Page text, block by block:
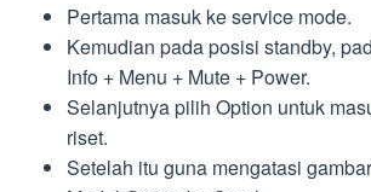
Pertama masuk ke service mode.
Kemudian pada posisi standby,
Info + Menu + Mute + Power.
Selanjutnya pilih Option untuk
riset.
Setelah itu guna mengatasi